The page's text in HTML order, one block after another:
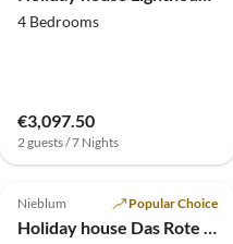
4 Bedrooms
€3,097.50
2 guests / 7 Nights
4.9 (4)
Nieblum Popular Choice
Holiday house Das Rote Landhaus